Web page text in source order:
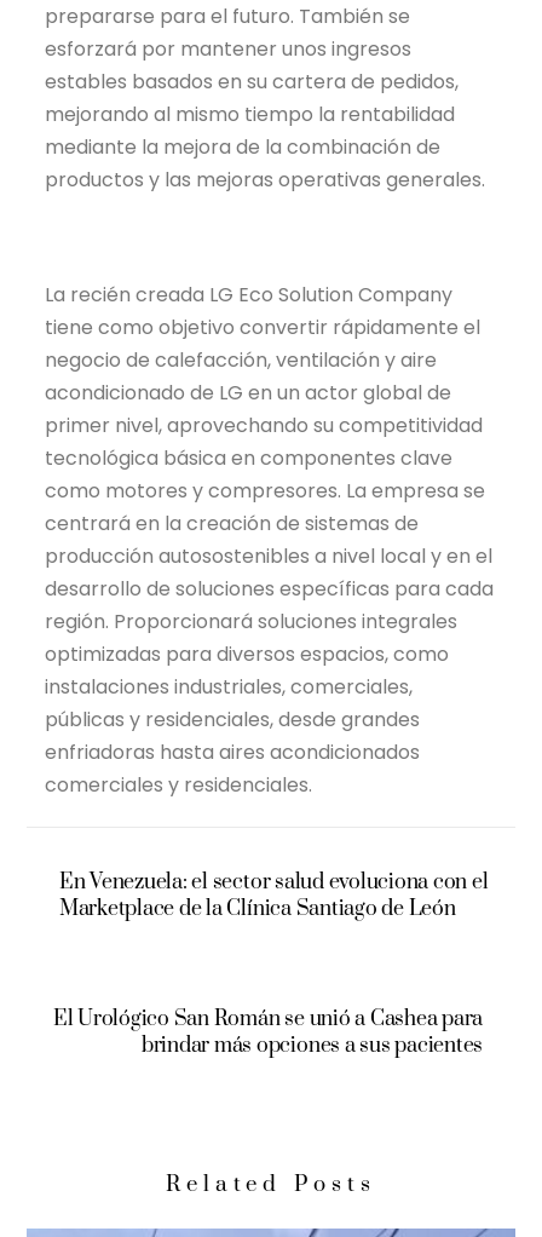
prepararse para el futuro. También se
esforzará por mantener unos ingresos
estables basados en su cartera de pedidos,
mejorando al mismo tiempo la rentabilidad
mediante la mejora de la combinación de
productos y las mejoras operativas generales.
La recién creada LG Eco Solution Company
tiene como objetivo convertir rápidamente el
negocio de calefacción, ventilación y aire
acondicionado de LG en un actor global de
primer nivel, aprovechando su competitividad
tecnológica básica en componentes clave
como motores y compresores. La empresa se
centrará en la creación de sistemas de
producciónautosostenibles a nivel local y en el
desarrollo de soluciones específicas para cada
región. Proporcionará soluciones integrales
optimizadas para diversos espacios, como
instalaciones industriales, comerciales,
públicas y residenciales, desde grandes
enfriadoras hasta aires acondicionados
comerciales y residenciales.
En Venezuela: el sector salud evoluciona con el
Marketplace de la Clínica Santiago de León
El Urológico San Román se unió a Cashea para
brindar más opciones a sus pacientes
Related Posts